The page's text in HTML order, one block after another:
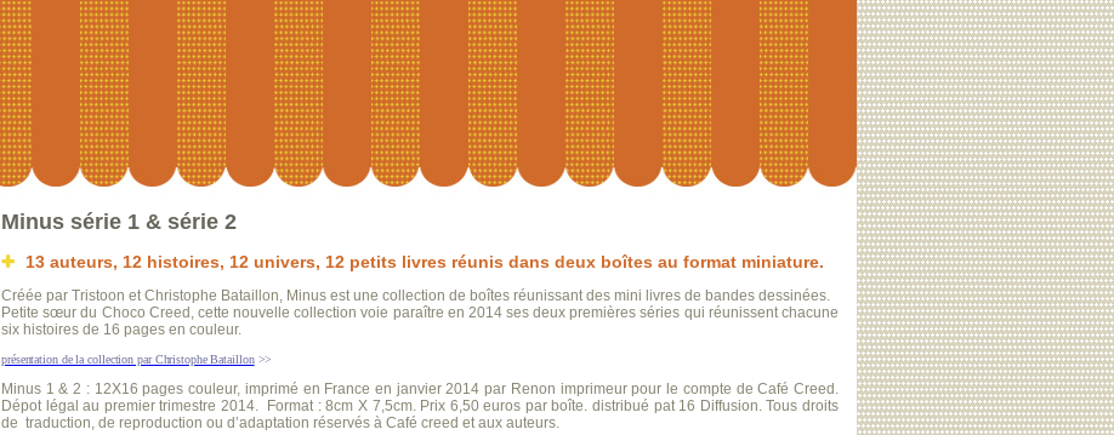
Minus série 1 & série 2
13 auteurs, 12 histoires, 12 univers, 12 petits livres réunis dans deux boîtes au format miniature.
Créée par Tristoon et Christophe Bataillon, Minus est une collection de boîtes réunissant des mini livres de bandes dessinées.
Petite sœur du Choco Creed, cette nouvelle collection voie paraître en 2014 ses deux premières séries qui réunissent chacune
six histoires de 16 pages en couleur.
présentation de la collection par Christophe Bataillon>>
Minus 1 & 2 : 12X16 pages couleur, imprimé en France en janvier 2014 par Renon imprimeur pour le compte de Café Creed.
Dépot légal au premier trimestre 2014. Format : 8cm X 7,5cm. Prix 6,50 euros par boîte. distribué pat 16 Diffusion. Tous droits
de traduction, de reproduction ou d’adaptation réservés à Café creed et aux auteurs.